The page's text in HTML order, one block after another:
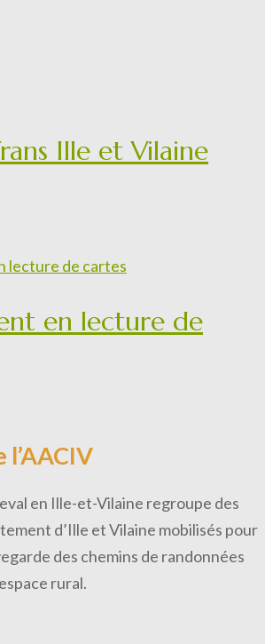
Ille et Vilaine
en lecture de
en Ille-et-Vilaine regroupe des
d’Ille et Vilaine mobilisés pour
des chemins de randonnées
rural.